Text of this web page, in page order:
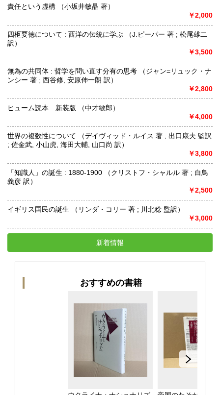
責任という虚構 （小坂井敏晶 著）
￥2,000
四枢要徳について : 西洋の伝統に学ぶ （J.ピーパー 著 ; 松尾雄二
訳）
￥3,500
無為の共同体 : 哲学を問い直す分有の思考 （ジャン=リュック・ナ
ンシー 著 ; 西谷修, 安原伸一朗 訳）
￥2,800
ヒューム読本 新装版 （中才敏郎）
￥4,000
世界の複数性について （デイヴィッド・ルイス 著 ; 出口康夫 監訳
; 佐金武, 小山虎, 海田大輔, 山口尚 訳）
￥3,800
「知識人」の誕生 : 1880-1900 （クリストフ・シャルル 著 ; 白鳥
義彦 訳）
￥2,500
イギリス国民の誕生 （リンダ・コリー 著 ; 川北稔 監訳）
￥3,000
新着情報
おすすめの書籍